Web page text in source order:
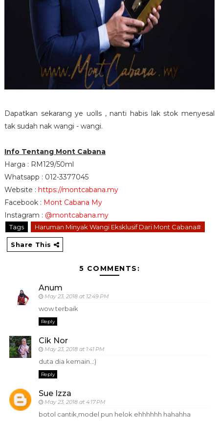
Dapatkan sekarang ye uolls , nanti habis lak stok menyesal
tak sudah nak wangi - wangi.
Info Tentang Mont Cabana
Harga : RM129/50ml
Whatsapp : 012-3377045
Website : https://montcabana.my
Facebook : Mont Cabana My
Instagram : @montcabana.my
Tags Haruman Minyak Wangi Eksklusif Dari Mont Cabana#
Share This
5 COMMENTS:
Anum
May 23, 2018 at 12:49 PM
wow terbaik
Reply
Cik Nor
May 23, 2018 at 1:41 PM
duta dia kemain..:)
Reply
Sue Izza
May 23, 2018 at 4:17 PM
botol cantik,model pun helok ehhhhhh hahahha